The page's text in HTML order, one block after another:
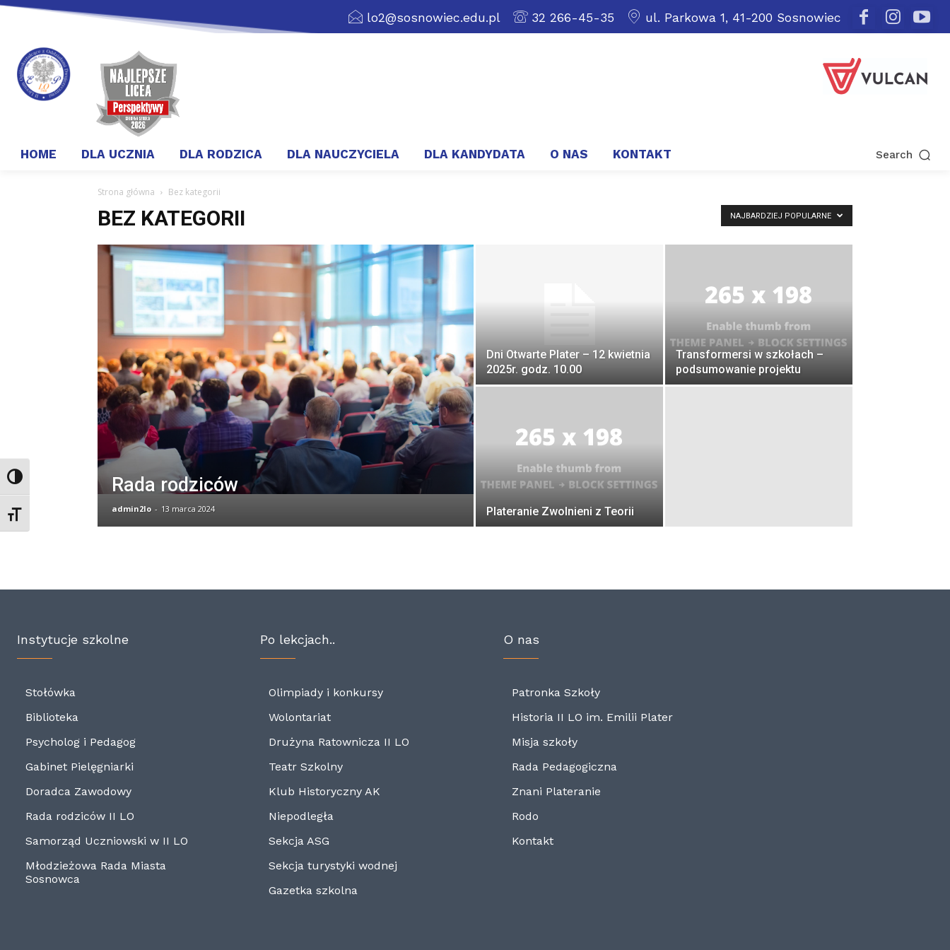
Przełącz wysoki kontrast
Zmień rozmiar czcionek
lo2@sosnowiec.edu.pl 32 266-45-35 ul. Parkowa 1, 41-200 Sosnowiec
HOME DLA UCZNIA DLA RODZICA DLA NAUCZYCIELA DLA KANDYDATA O NAS KONTAKT Search
Strona główna Bez kategorii
BEZ KATEGORII NAJBARDZIEJ POPULARNE
Rada rodziców
admin2lo - 13 marca 2024
Dni Otwarte Plater – 12 kwietnia
2025r. godz. 10.00
Transformersi w szkołach –
podsumowanie projektu
Plateranie Zwolnieni z Teorii
Instytucje szkolne
Stołówka
Biblioteka
Psycholog i Pedagog
Gabinet Pielęgniarki
Doradca Zawodowy
Rada rodziców II LO
Samorząd Uczniowski w II LO
Młodzieżowa Rada Miasta
Sosnowca
Po lekcjach..
Olimpiady i konkursy
Wolontariat
Drużyna Ratownicza II LO
Teatr Szkolny
Klub Historyczny AK
Niepodległa
Sekcja ASG
Sekcja turystyki wodnej
Gazetka szkolna
O nas
Patronka Szkoły
Historia II LO im. Emilii Plater
Misja szkoły
Rada Pedagogiczna
Znani Plateranie
Rodo
Kontakt